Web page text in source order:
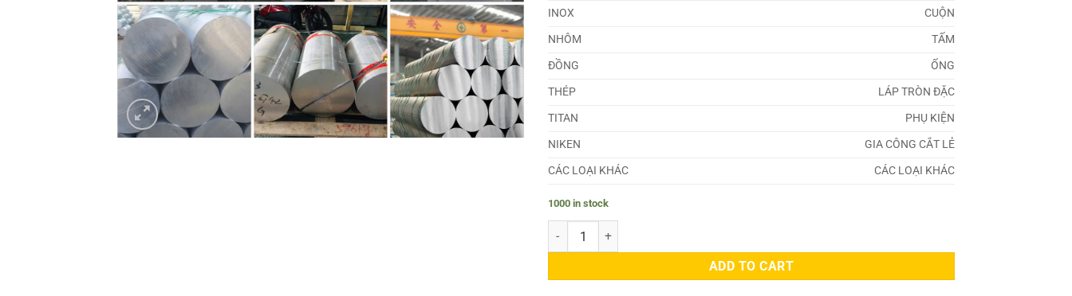
INOX
CUỘN
NHÔM
TẤM
ĐỒNG
ỐNG
THÉP
LÁP TRÒN ĐẶC
TITAN
PHỤ KIỆN
NIKEN
GIA CÔNG CẮT LẺ
CÁC LOẠI KHÁC
CÁC LOẠI KHÁC
1000 in stock
Láp Nhôm 7075 Phi 92 quantity
ADD TO CART